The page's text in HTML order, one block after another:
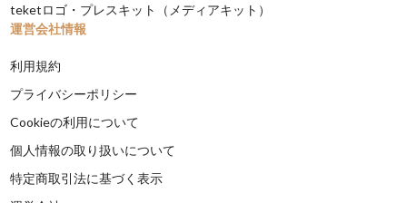
teketロゴ・プレスキット（メディアキット）
運営会社情報
利用規約
プライバシーポリシー
Cookieの利用について
個人情報の取り扱いについて
特定商取引法に基づく表示